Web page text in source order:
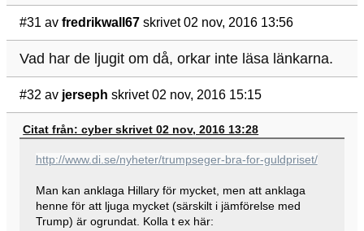
#31 av fredrikwall67 skrivet 02 nov, 2016 13:56
Vad har de ljugit om då, orkar inte läsa länkarna.
#32 av jerseph skrivet 02 nov, 2016 15:15
Citat från: cyber skrivet 02 nov, 2016 13:28
http://www.di.se/nyheter/trumpseger-bra-for-guldpriset/
Man kan anklaga Hillary för mycket, men att anklaga
henne för att ljuga mycket (särskilt i jämförelse med
Trump) är ogrundat. Kolla t ex här: